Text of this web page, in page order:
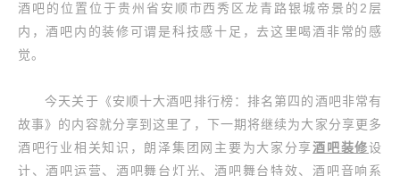
酒吧的位置位于贵州省安顺市西秀区龙青路银城帝景的2层
内，酒吧内的装修可谓是科技感十足，去这里喝酒非常的感
觉。
今天关于《安顺十大酒吧排行榜：排名第四的酒吧非常有
故事》的内容就分享到这里了，下一期将继续为大家分享更多
酒吧行业相关知识，朗泽集团网主要为大家分享酒吧装修设
计、酒吧运营、酒吧舞台灯光、酒吧舞台特效、酒吧音响系